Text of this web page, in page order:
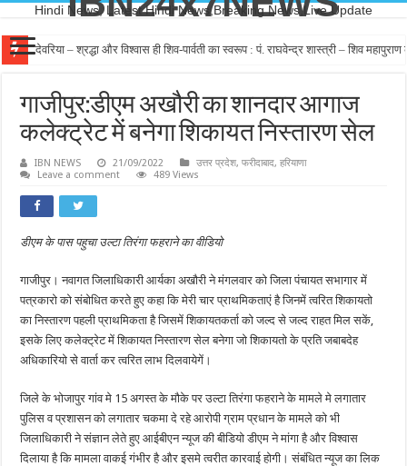
Hindi News, Latest Hindi News,Breaking News,Live Update
देवरिया – श्रद्धा और विश्वास ही शिव-पार्वती का स्वरूप : पं. राघवेन्द्र शास्त्री – शिव
गाजीपुर:डीएम अखौरी का शानदार आगाज
कलेक्‍ट्रेट में बनेगा शिकायत निस्‍तारण सेल
IBN NEWS 21/09/2022 उत्तर प्रदेश,फरीदाबाद,हरियाणा
Leave a comment
489 Views
डीएम के पास पहुचा उल्टा तिरंगा फहराने का वीडियो
गाजीपुर। नवागत जिलाधिकारी आर्यका अखौरी ने मंगलवार को जिला पंचायत सभागार में
पत्रकारो को संबोधित करते हुए कहा कि मेरी चार प्राथमिकताएं है जिनमें त्‍वरित शिकायतो
का निस्‍तारण पहली प्राथमिकता है जिसमें शिकायतकर्ता को जल्‍द से जल्‍द राहत मिल सकें,
इसके लिए कलेक्‍ट्रेट में शिकायत निस्‍तारण सेल बनेगा जो शिकायतो के प्रति जबाबदेह
अधिकारियो से वार्ता कर त्‍वरित लाभ दिलवायेगें।
जिले के भोजापुर गांव मे 15 अगस्त के मौके पर उल्टा तिरंगा फहराने के मामले मे लगातार
पुलिस व प्रशासन को लगातार चकमा दे रहे आरोपी ग्राम प्रधान के मामले को भी
जिलाधिकारी ने संज्ञान लेते हुए आईबीएन न्यूज की बीडियो डीएम ने मांगा है और विश्वास
दिलाया है कि मामला वाकई गंभीर है और इसमे त्वरीत कारवाई होगी। संबंधित न्यूज का लिक